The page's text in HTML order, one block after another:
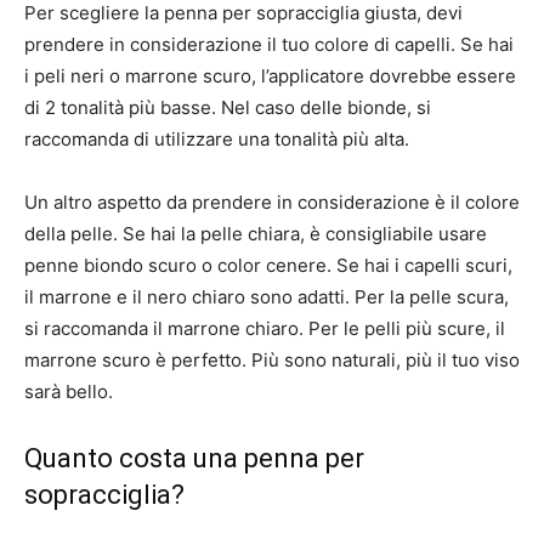
Per scegliere la penna per sopracciglia giusta, devi
prendere in considerazione il tuo colore di capelli. Se hai
i peli neri o marrone scuro, l’applicatore dovrebbe essere
di 2 tonalità più basse. Nel caso delle bionde, si
raccomanda di utilizzare una tonalità più alta.
Un altro aspetto da prendere in considerazione è il colore
della pelle. Se hai la pelle chiara, è consigliabile usare
penne biondo scuro o color cenere. Se hai i capelli scuri,
il marrone e il nero chiaro sono adatti. Per la pelle scura,
si raccomanda il marrone chiaro. Per le pelli più scure, il
marrone scuro è perfetto. Più sono naturali, più il tuo viso
sarà bello.
Quanto costa una penna per
sopracciglia?